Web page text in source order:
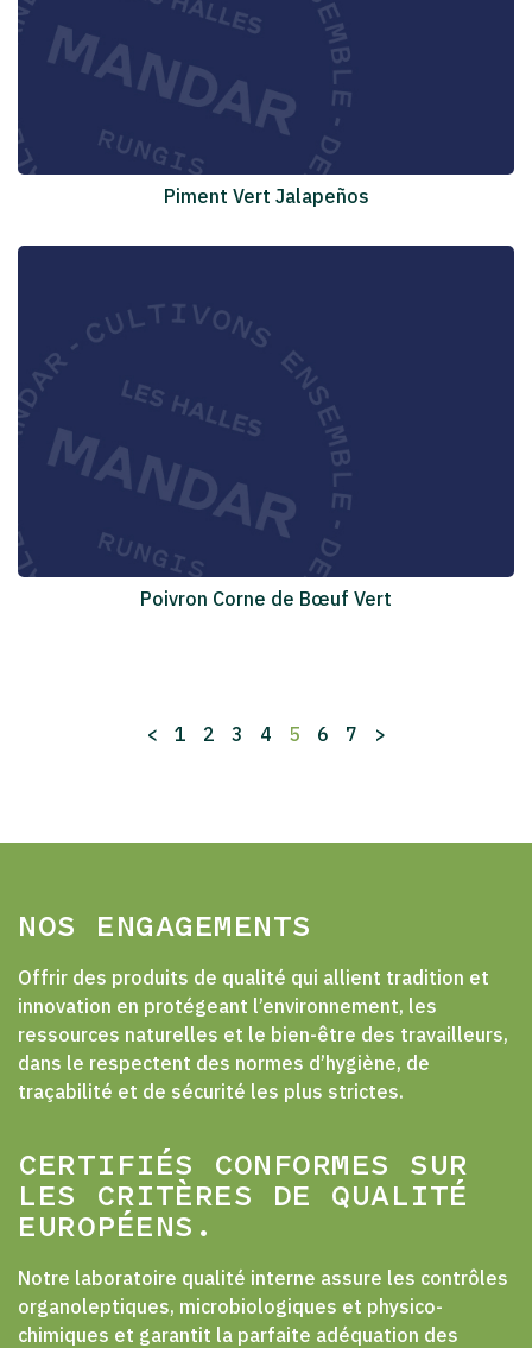
Piment Vert Jalapeños
Poivron Corne de Bœuf Vert
< 1 2 3 4 5 6 7 >
NOS ENGAGEMENTS
Offrir des produits de qualité qui allient tradition et
innovation en protégeant l’environnement, les
ressources naturelles et le bien-être des travailleurs,
dans le respectent des normes d’hygiène, de
traçabilité et de sécurité les plus strictes.
CERTIFIÉS CONFORMES SUR
LES CRITÈRES DE QUALITÉ
EUROPÉENS.
Notre laboratoire qualité interne assure les contrôles
organoleptiques, microbiologiques et physico-
chimiques et garantit la parfaite adéquation des